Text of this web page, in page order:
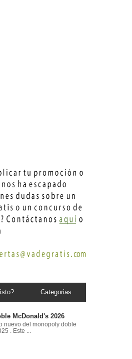
Categorias
McDonald's 2026
nuevo del monopoly doble
. Este ...